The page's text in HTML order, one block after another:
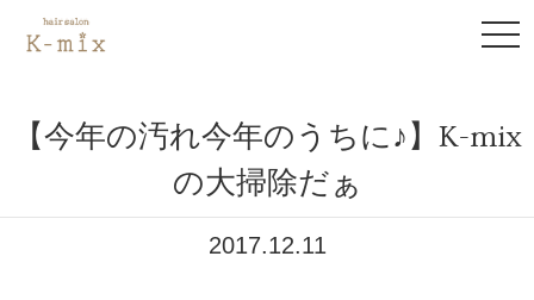
【今年の汚れ今年のうちに♪】K-mix
の大掃除だぁ
2017.12.11